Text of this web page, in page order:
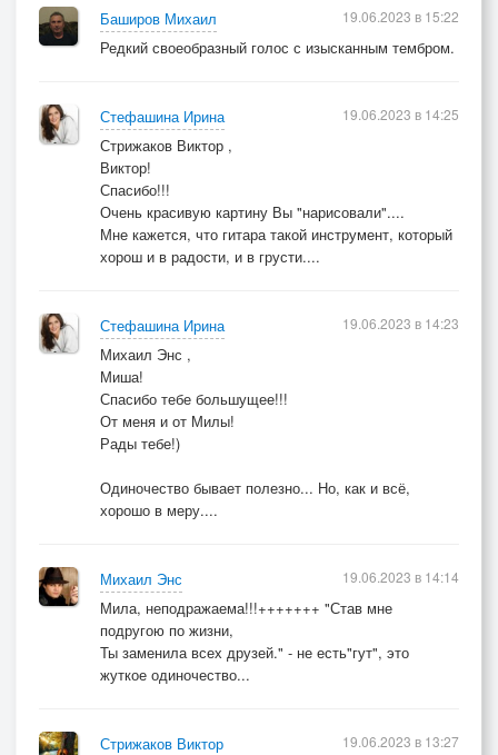
Баширов Михаил
Редкий своеобразный голос с изысканным тембром.
19.06.2023 в 15:22
Стефашина Ирина
Стрижаков Виктор ,
Виктор!
Спасибо!!!
Очень красивую картину Вы "нарисовали"....
Мне кажется, что гитара такой инструмент, который
хорош и в радости, и в грусти....
19.06.2023 в 14:25
Стефашина Ирина
Михаил Энс ,
Миша!
Спасибо тебе большущее!!!
От меня и от Милы!
Рады тебе!)
Одиночество бывает полезно... Но, как и всё,
хорошо в меру....
19.06.2023 в 14:23
Михаил Энс
Мила, неподражаема!!!+++++++ "Став мне
подругою по жизни,
Ты заменила всех друзей." - не есть"гут", это
жуткое одиночество...
19.06.2023 в 14:14
Стрижаков Виктор
19.06.2023 в 13:27